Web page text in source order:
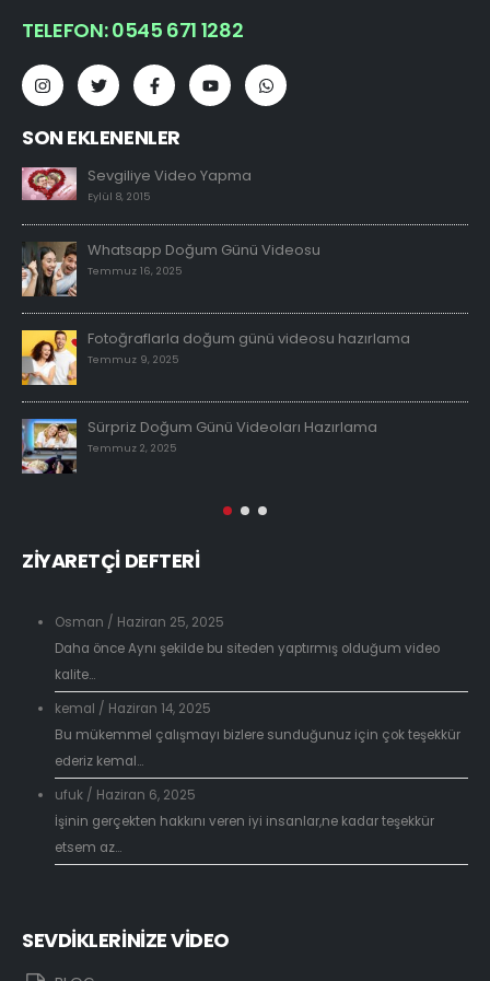
TELEFON: 0545 671 1282
SON EKLENENLER
Sevgiliye Video Yapma
Eylül 8, 2015
Whatsapp Doğum Günü Videosu
Temmuz 16, 2025
Fotoğraflarla doğum günü videosu hazırlama
Temmuz 9, 2025
Sürpriz Doğum Günü Videoları Hazırlama
Temmuz 2, 2025
ZİYARETÇİ DEFTERİ
Osman / Haziran 25, 2025
Daha önce Aynı şekilde bu siteden yaptırmış olduğum video
kalite...
kemal / Haziran 14, 2025
Bu mükemmel çalışmayı bizlere sunduğunuz için çok teşekkür
ederiz kemal...
ufuk/ Haziran 6, 2025
İşinin gerçekten hakkını veren iyi insanlar,ne kadar teşekkür
etsem az...
SEVDİKLERİNİZE VİDEO